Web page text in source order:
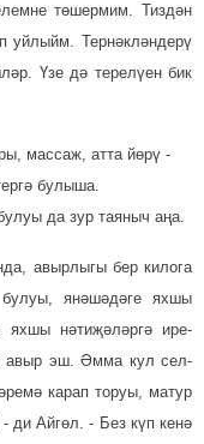
төшермим. Тиздән
уйлыйм. Тернәкләндерү
Үзе дә терелүен бик
массаж, атта йөрү -
булыша.
да зур таяныч аңа.
авырлыгы бер килога
янәшәдәге яхшы
яхшы нәтиҗәләргә ире­
авыр эш. Әмма кул сел­
карап торуы, матур
ди Айгөл. - Без күп кенә